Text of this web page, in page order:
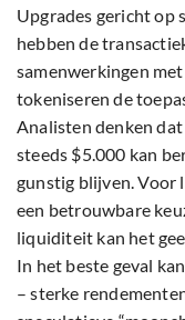
Upgrades gericht op
hebben de
samenwerkingen
tokeniseren de
Analisten denken
steeds $5.000 kan
gunstig blijven. Voor
een betrouwbare
liquiditeit kan het
In het beste geval
– sterke